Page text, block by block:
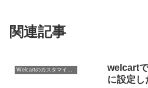
関連記事
welcart
に設定し